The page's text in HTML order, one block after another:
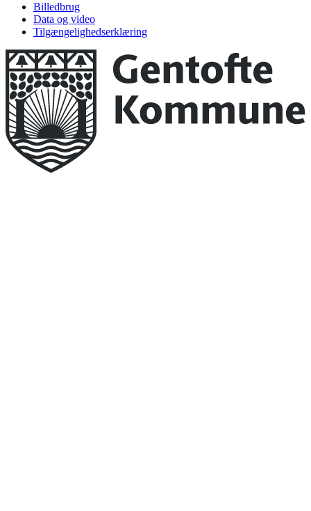
Billedbrug
Data og video
Tilgængelighedserklæring